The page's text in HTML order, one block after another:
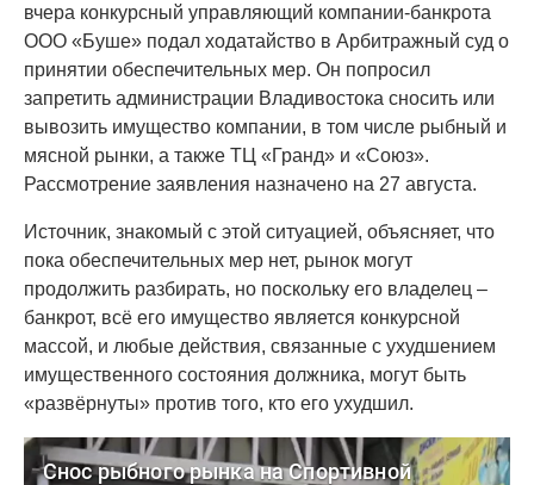
вчера конкурсный управляющий компании-банкрота
ООО «Буше» подал ходатайство в Арбитражный суд о
принятии обеспечительных мер. Он попросил
запретить администрации Владивостока сносить или
вывозить имущество компании, в том числе рыбный и
мясной рынки, а также ТЦ «Гранд» и «Союз».
Рассмотрение заявления назначено на 27 августа.
Источник, знакомый с этой ситуацией, объясняет, что
пока обеспечительных мер нет, рынок могут
продолжить разбирать, но поскольку его владелец –
банкрот, всё его имущество является конкурсной
массой, и любые действия, связанные с ухудшением
имущественного состояния должника, могут быть
«развёрнуты» против того, кто его ухудшил.